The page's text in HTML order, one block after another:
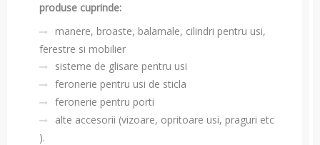
produse cuprinde:
manere, broaste, balamale, cilindri pentru usi,
ferestre si mobilier
sisteme de glisare pentru usi
feronerie pentru usi de sticla
feronerie pentru porti
alte accesorii (vizoare, opritoare usi, praguri etc
).